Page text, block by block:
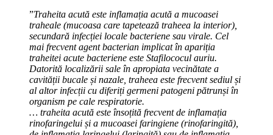
”Traheita acută este inflamația acută a mucoasei
traheale (mucoasa care tapetează traheea la interior),
secundară infecției locale bacteriene sau virale. Cel
mai frecvent agent bacterian implicat în apariția
traheitei acute bacteriene este Stafilococul auriu.
Datorită localizării sale în apropiata vecinătate a
cavității bucale și nazale, traheea este frecvent sediul și
al altor infecții cu diferiți germeni patogeni pătrunși în
organism pe cale respiratorie.
… traheita acută este însoțită frecvent de inflamația
rinofaringelui și a mucoasei faringiene (rinofaringită),